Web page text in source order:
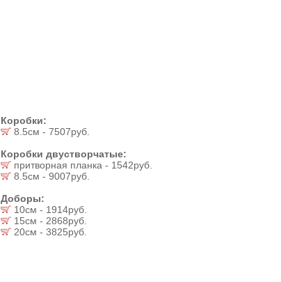
Коробки:
8.5см - 7507руб.
Коробки двустворчатые:
притворная планка - 1542руб.
8.5см - 9007руб.
Доборы:
10см - 1914руб.
15см - 2868руб.
20см - 3825руб.